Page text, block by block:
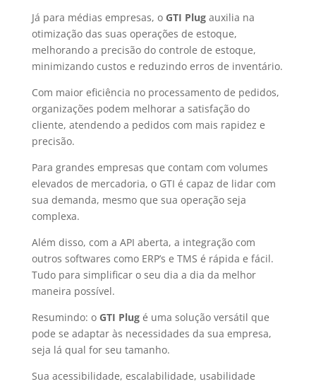
Já para médias empresas, o GTI Plugauxilia na
otimização das suas operações de estoque,
melhorando a precisão do controle de estoque,
minimizando custos e reduzindo erros de inventário.
Com maior eficiência no processamento de pedidos,
organizações podem melhorar a satisfação do
cliente, atendendo a pedidos com mais rapidez e
precisão.
Para grandes empresas que contam com volumes
elevados de mercadoria, o GTI é capaz de lidar com
sua demanda, mesmo que sua operação seja
complexa.
Além disso, com a API aberta, a integração com
outros softwares como ERP’s e TMS é rápida e fácil.
Tudo para simplificar o seu dia a dia da melhor
maneira possível.
Resumindo: o GTI Plugé uma solução versátil que
pode se adaptar às necessidades da sua empresa,
seja lá qual for seu tamanho.
Sua acessibilidade, escalabilidade, usabilidade